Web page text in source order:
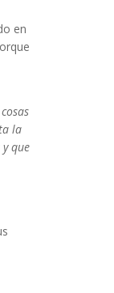
en
la
que